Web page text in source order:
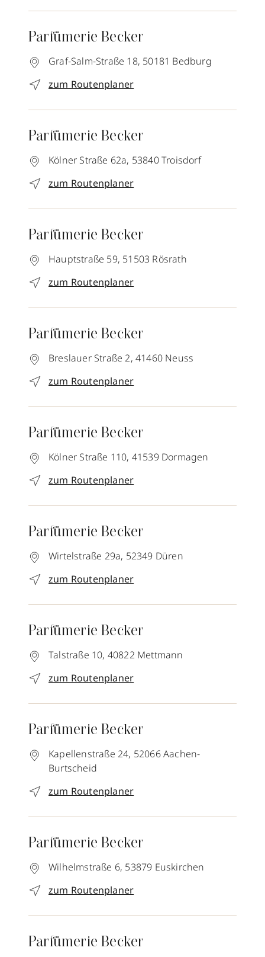
Parfümerie Becker
Graf-Salm-Straße 18, 50181 Bedburg
zum Routenplaner
Parfümerie Becker
Kölner Straße 62a, 53840Troisdorf
zum Routenplaner
Parfümerie Becker
Hauptstraße 59, 51503 Rösrath
zum Routenplaner
Parfümerie Becker
Breslauer Straße 2, 41460 Neuss
zum Routenplaner
Parfümerie Becker
Kölner Straße 110, 41539 Dormagen
zum Routenplaner
Parfümerie Becker
Wirtelstraße 29a, 52349 Düren
zum Routenplaner
Parfümerie Becker
Talstraße 10, 40822 Mettmann
zum Routenplaner
Parfümerie Becker
Kapellenstraße 24, 52066Aachen-
Burtscheid
zum Routenplaner
Parfümerie Becker
Wilhelmstraße 6, 53879 Euskirchen
zum Routenplaner
Parfümerie Becker